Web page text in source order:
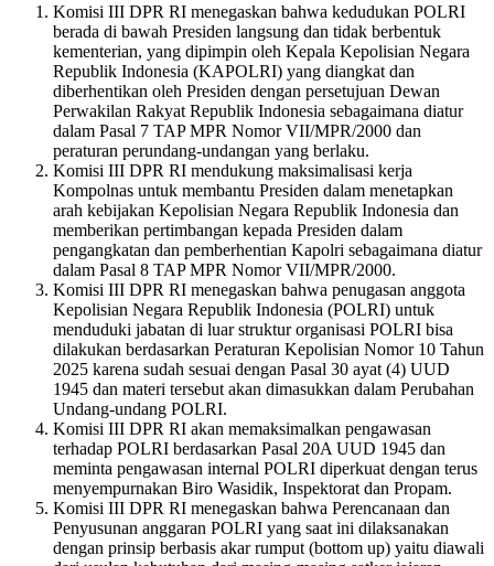
Komisi III DPR RI menegaskan bahwa kedudukan POLRI
berada di bawah Presiden langsung dan tidak berbentuk
kementerian, yang dipimpin oleh Kepala Kepolisian Negara
Republik Indonesia (KAPOLRI) yang diangkat dan
diberhentikan oleh Presiden dengan persetujuan Dewan
Perwakilan Rakyat Republik Indonesia sebagaimana diatur
dalam Pasal 7 TAP MPR Nomor VII/MPR/2000 dan
peraturan perundang-undangan yang berlaku.
Komisi III DPR RI mendukung maksimalisasi kerja
Kompolnas untuk membantu Presiden dalam menetapkan
arah kebijakan Kepolisian Negara Republik Indonesia dan
memberikan pertimbangan kepada Presiden dalam
pengangkatan dan pemberhentian Kapolri sebagaimana diatur
dalam Pasal 8 TAP MPR Nomor VII/MPR/2000.
Komisi III DPR RI menegaskan bahwa penugasan anggota
Kepolisian Negara Republik Indonesia (POLRI) untuk
menduduki jabatan di luar struktur organisasi POLRI bisa
dilakukan berdasarkan Peraturan Kepolisian Nomor 10 Tahun
2025 karena sudah sesuai dengan Pasal 30 ayat (4) UUD
1945 dan materi tersebut akan dimasukkan dalam Perubahan
Undang-undang POLRI.
Komisi III DPR RI akan memaksimalkan pengawasan
terhadap POLRI berdasarkan Pasal 20A UUD 1945 dan
meminta pengawasan internal POLRI diperkuat dengan terus
menyempurnakan Biro Wasidik, Inspektorat dan Propam.
Komisi III DPR RI menegaskan bahwa Perencanaan dan
Penyusunan anggaran POLRI yang saat ini dilaksanakan
dengan prinsip berbasis akar rumput (bottom up) yaitu diawali